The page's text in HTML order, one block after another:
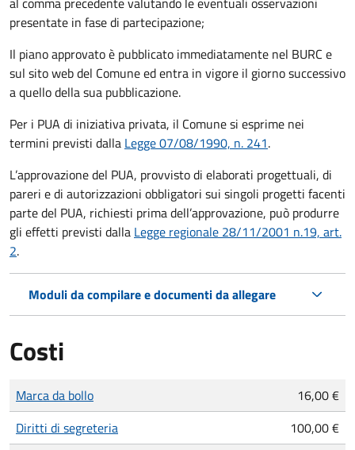
presentate in fase di partecipazione;
Il piano approvato è pubblicato immediatamente nel BURC e
sul sito web del Comune ed entra in vigore il giorno successivo
a quello della sua pubblicazione.
Per i PUA di iniziativa privata, il Comune si esprime nei
termini previsti dalla Legge 07/08/1990, n. 241.
L’approvazione del PUA, provvisto di elaborati progettuali, di
pareri e di autorizzazioni obbligatori sui singoli progetti facenti
parte del PUA, richiesti prima dell’approvazione, può produrre
gli effetti previsti dalla Legge regionale 28/11/2001 n.19, art.
2.
Moduli da compilare e documenti da allegare
Costi
Tipo di pagamento
Importo
Marca da bollo
16,00 €
Diritti di segreteria
100,00 €